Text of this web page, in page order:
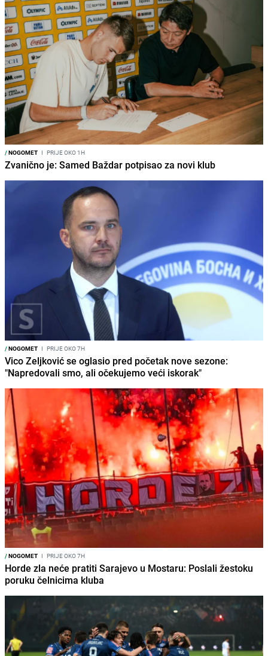
/NOGOMET I PRIJE OKO 1H
Zvanično je: Samed Baždar potpisao za novi klub
/NOGOMET I PRIJE OKO 7H
Vico Zeljković se oglasio pred početak nove sezone:
"Napredovali smo, ali očekujemo veći iskorak"
/NOGOMET I PRIJE OKO 7H
Horde zla neće pratiti Sarajevo u Mostaru: Poslali žestoku
poruku čelnicima kluba